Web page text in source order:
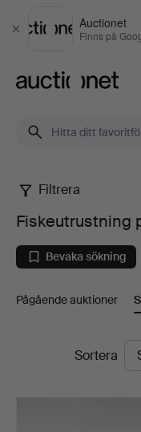
Stäng
Auctionet
Finns på
på
Falun
Filtrera
Fiskeutrustning
Bevaka sökning
Pågående auktioner
SlutpriserSortera